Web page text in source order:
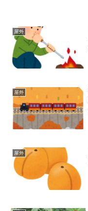
屋外
屋外
屋外